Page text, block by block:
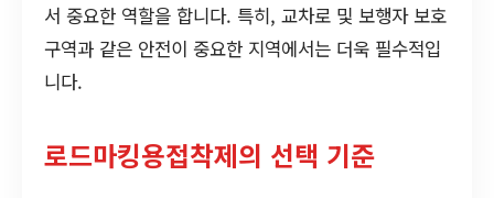
서 중요한 역할을 합니다. 특히, 교차로 및 보행자 보호
구역과 같은 안전이 중요한 지역에서는 더욱 필수적입
니다.
로드마킹용접착제의 선택 기준